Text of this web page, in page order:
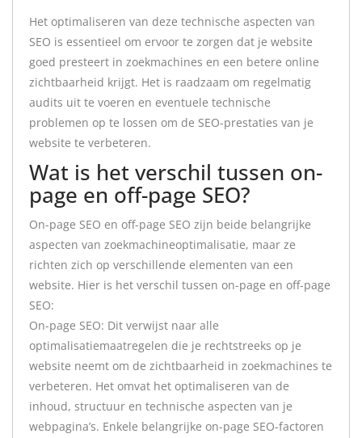
Het optimaliseren van deze technische aspecten van
SEO is essentieel om ervoor te zorgen dat je website
goed presteert in zoekmachines en een betere online
zichtbaarheid krijgt. Het is raadzaam om regelmatig
audits uit te voeren en eventuele technische
problemen op te lossen om de SEO-prestaties van je
website te verbeteren.
Wat is het verschil tussen on-
page en off-page SEO?
On-page SEO en off-page SEO zijn beide belangrijke
aspecten van zoekmachineoptimalisatie, maar ze
richten zich op verschillende elementen van een
website. Hier is het verschil tussen on-page en off-page
SEO:
On-page SEO: Dit verwijst naar alle
optimalisatiemaatregelen die je rechtstreeks op je
website neemt om de zichtbaarheid in zoekmachines te
verbeteren. Het omvat het optimaliseren van de
inhoud, structuur en technische aspecten van je
webpagina’s. Enkele belangrijke on-page SEO-factoren